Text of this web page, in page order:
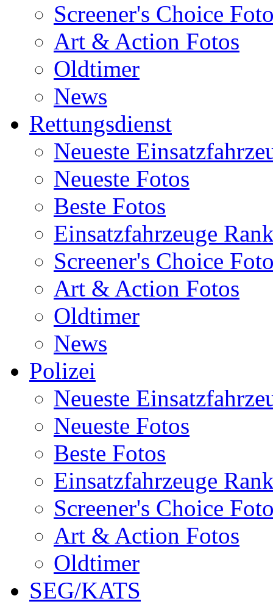
Screener's Choice
Art & Action Fotos
Oldtimer
News
Rettungsdienst
Neueste
Neueste Fotos
Beste Fotos
Einsatzfahrzeuge
Screener's Choice
Art & Action Fotos
Oldtimer
News
Polizei
Neueste
Neueste Fotos
Beste Fotos
Einsatzfahrzeuge
Screener's Choice
Art & Action Fotos
Oldtimer
SEG/KATS